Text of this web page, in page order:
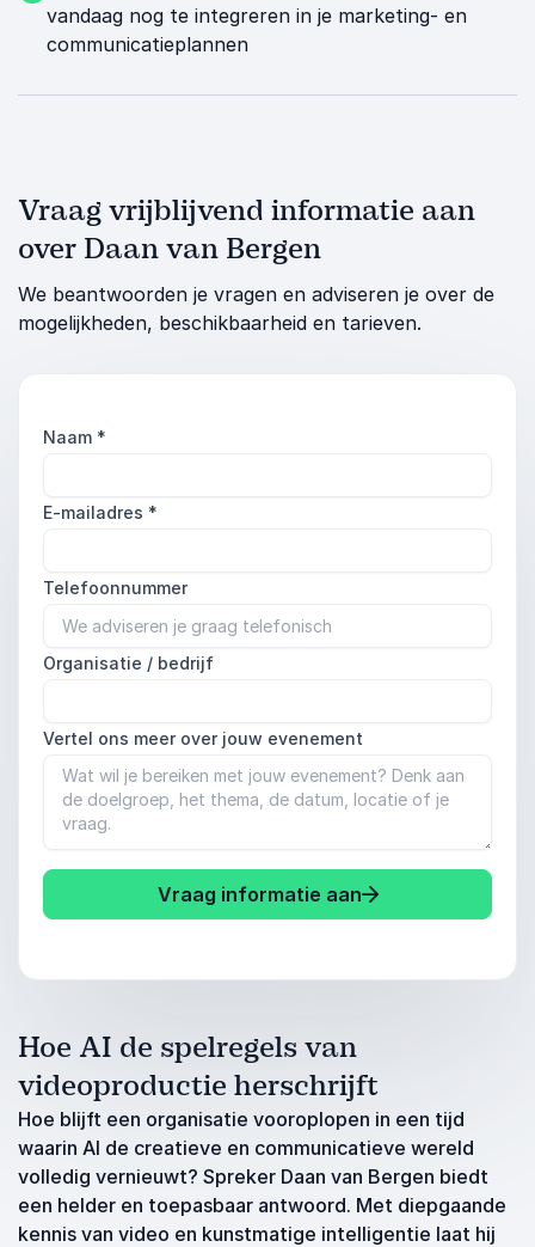
vandaag nog te integreren in je marketing- en
communicatieplannen
Vraag vrijblijvend informatie aan
over Daan van Bergen
We beantwoorden je vragen en adviseren je over de
mogelijkheden, beschikbaarheid en tarieven.
Naam *
E-mailadres *
Telefoonnummer
Organisatie / bedrijf
Vertel ons meer over jouw evenement
Vraag informatie aan
Hoe AI de spelregels van
videoproductie herschrijft
Hoe blijft een organisatie vooroplopen in een tijd
waarin AI de creatieve en communicatieve wereld
volledig vernieuwt? Spreker Daan van Bergen biedt
een helder en toepasbaar antwoord. Met diepgaande
kennis van video en kunstmatige intelligentie laat hij